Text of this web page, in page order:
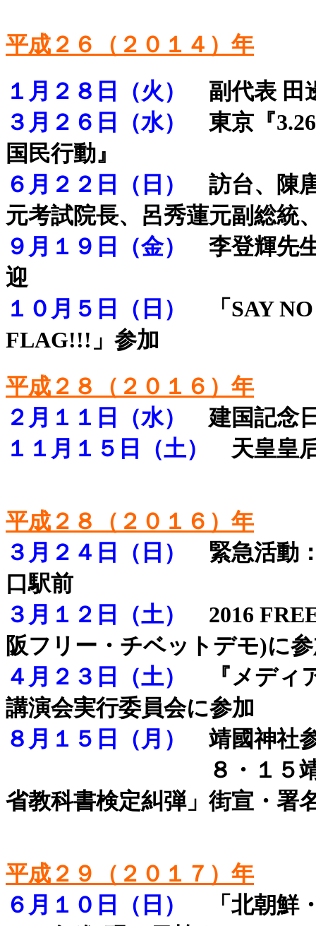
平成２６（２０１４）年
１月２８日（火） 副代表 田
３月２６日（水）
東京『
国民行動』
６月２２日（日）
訪台、陳
元考試院長、呂秀蓮元副総統
９月１９日（金）
李登輝先
迎
１０月５日（日）
「SAY NO
FLAG!!!」参加
平成２８（２０１６）年
２月１１日（水）
建国記念
１１月１５日（土）
天皇皇
平成２８（２０１６）年
３月２４日（日）
緊急活動
口駅前
３月１２日（土）
2016
阪フリー・チベットデモ)に
４月２３日（土）
『メデ
講演会実行委員会に参加
８月１５日（月）
靖國神社
８・１５
省教科書検定糾弾」街宣・署
平成２９（２０１７）年
６月１０日（日）
「北朝